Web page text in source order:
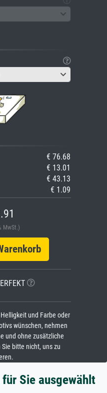
€ 76.68
€ 13.01
€ 43.13
€ 1.09
MwSt.)
und Farbe oder
wünschen, nehmen
und ohne zusätzliche
bitte nicht, uns zu
Sie ausgewählt